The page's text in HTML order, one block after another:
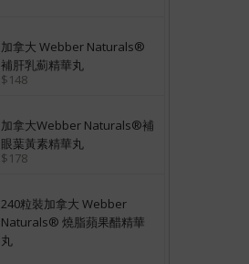
加拿大 Webber Naturals®
補肝乳薊精華丸
$148
加拿大Webber Naturals®補
眼葉黃素精華丸
$178
240粒裝加拿大 Webber
Naturals® 燒脂蘋果醋精華
丸